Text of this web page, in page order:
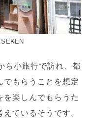
ら小旅行で訪れ、都
でもらうことを想定
を楽しんでもらうた
ているそうです。